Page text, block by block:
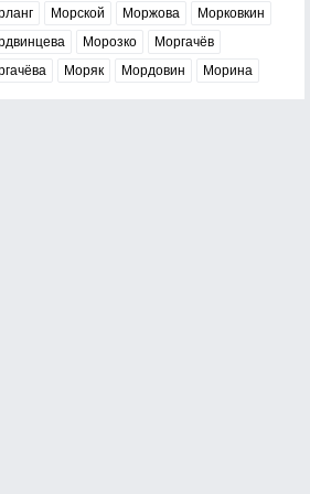
Морской Моржова
Морковкин
Морозко
Моргачёв
Моряк Мордовин Морина